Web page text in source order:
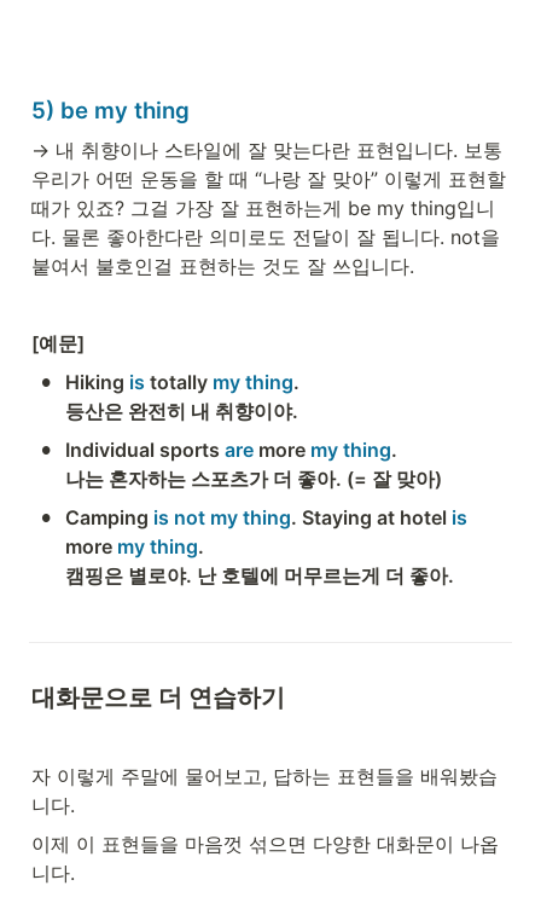
5) be my thing
→ 내 취향이나 스타일에 잘 맞는다란 표현입니다. 보통
우리가 어떤 운동을 할 때 “나랑 잘 맞아” 이렇게 표현할
때가 있죠? 그걸 가장 잘 표현하는게 be my thing입니
다. 물론 좋아한다란 의미로도 전달이 잘 됩니다. not을
붙여서 불호인걸 표현하는 것도 잘 쓰입니다.
[예문]
• Hiking is totally my thing.
등산은 완전히 내 취향이야.
• Individual sports are more my thing.
나는 혼자하는 스포츠가 더 좋아. (= 잘 맞아)
• Camping is not my thing. Staying at hotel
more my thing.
캠핑은 별로야. 난 호텔에 머무르는게 더 좋아.
대화문으로 더 연습하기
자 이렇게 주말에 물어보고, 답하는 표현들을 배워봤습
니다.
이제 이 표현들을 마음껏 섞으면 다양한 대화문이 나옵
니다.